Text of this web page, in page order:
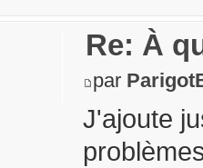
Re: À
par
J'ajoute